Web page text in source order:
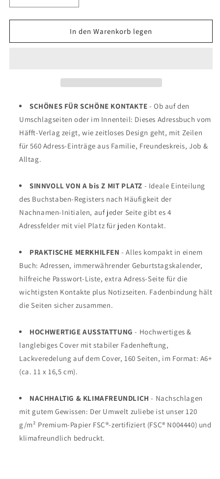
die
Menge
Adressbuch
/
Verlag
die
Menge
für
Adressbuch
/
Verlag
In den Warenkorb legen
SCHÖNES FÜR SCHÖNE KONTAKTE - Ob auf den
Umschlagseiten oder im Innenteil: Dieses Adressbuch vom
Häfft-Verlag zeigt, wie zeitloses Design geht, mit Zeilen
für 560 Adress-Einträge aus Familie, Freundeskreis, Job &
Alltag.
SINNVOLL VON A bis Z MIT PLATZ - Ideale Einteilung
des Buchstaben-Registers nach Häufigkeit der
Nachnamen-Initialen, auf jeder Seite gibt es 4
Adressfelder mit viel Platz für jeden Kontakt.
PRAKTISCHE MERKHILFEN - Alles kompakt in einem
Buch: Adressen, immerwährender Geburtstagskalender,
hilfreiche Passwort-Liste, extra Adress-Seite für die
wichtigsten Kontakte plus Notizseiten. Fadenbindung hält
die Seiten sicher zusammen.
HOCHWERTIGE AUSSTATTUNG - Hochwertiges &
langlebiges Cover mit stabiler Fadenheftung,
Lackveredelung auf dem Cover, 160 Seiten, im Format: A6+
(ca. 11 x 16,5 cm).
NACHHALTIG & KLIMAFREUNDLICH - Nachschlagen
mit gutem Gewissen: Der Umwelt zuliebe ist unser 120
g/m² Premium-Papier FSC®-zertifiziert (FSC® N004440) und
klimafreundlich bedruckt.